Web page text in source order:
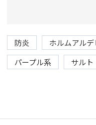
防炎
ホルムアル
パープル系
サルト